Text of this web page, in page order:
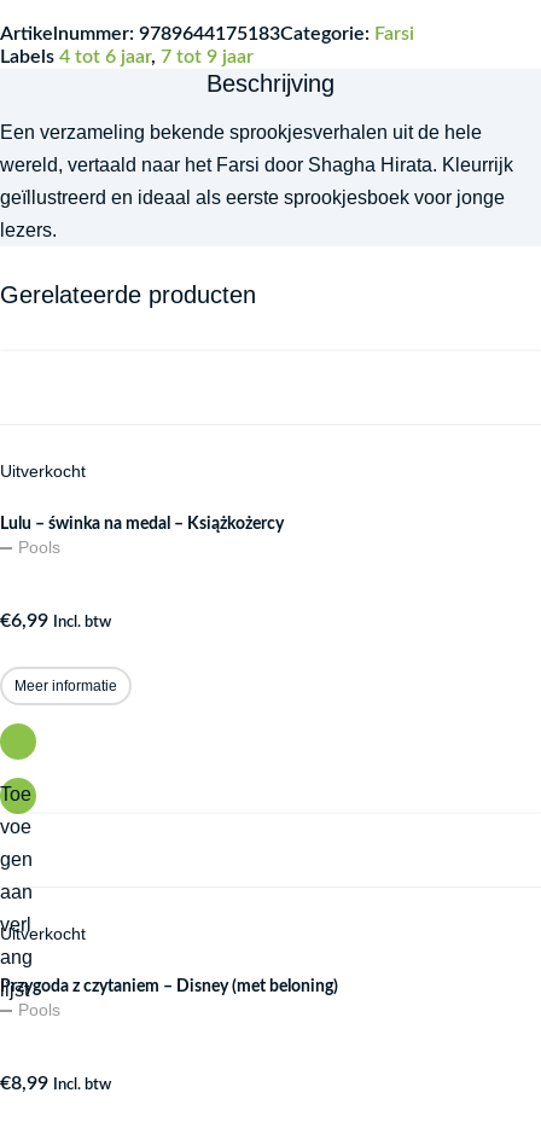
Artikelnummer: 9789644175183Categorie: Farsi
Labels 4 tot 6 jaar, 7 tot 9 jaar
Beschrijving
Een verzameling bekende sprookjesverhalen uit de hele
wereld, vertaald naar het Farsi door Shagha Hirata. Kleurrijk
geïllustreerd en ideaal als eerste sprookjesboek voor jonge
lezers.
Gerelateerde producten
Uitverkocht
Lulu – świnka na medal – Książkożercy
Pools
€6,99 Incl. btw
Meer informatie
Toe
voe
gen
aan
verl
ang
lijst
Uitverkocht
Przygoda z czytaniem – Disney (met beloning)
Pools
€8,99 Incl. btw